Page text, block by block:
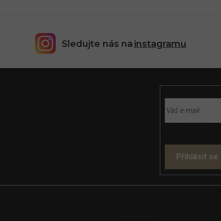
Sledujte nás na instagramu
Vložením e-
Přihlásit se